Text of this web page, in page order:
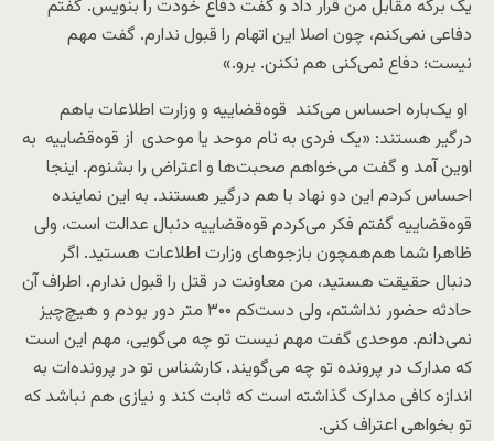
یک برگه مقابل من قرار داد و گفت دفاع خودت را بنویس. گفتم
دفاعی نمی‌کنم، چون اصلا این اتهام را قبول ندارم. گفت مهم
نیست؛ دفاع نمی‌کنی هم نکنن. برو.»
او یک‌باره احساس می‌کند قوه‌قضاییه و وزارت اطلاعات باهم
درگیر هستند: «یک فردی به نام موحد یا موحدی از قوه‌قضاییه به
اوین آمد و گفت می‌خواهم صحبت‌ها و اعتراض را بشنوم. اینجا
احساس کردم این دو نهاد با هم درگیر هستند. به این نماینده
قوه‌قضاییه گفتم فکر می‌کردم قوه‌قضاییه دنبال عدالت است، ولی
ظاهرا شما هم‌همچون بازجوهای وزارت اطلاعات هستید. اگر
دنبال حقیقت هستید، من معاونت در قتل را قبول ندارم. اطراف آن
حادثه حضور نداشتم، ولی دست‌کم ۳۰۰ متر دور بودم و هیچ‌چیز
نمی‌دانم. موحدی گفت مهم نیست تو چه می‌گویی، مهم این است
که مدارک در پرونده تو چه می‌گویند. کارشناس تو در پرونده‌ات به
اندازه کافی مدارک گذاشته است که ثابت کند و نیازی هم نباشد که
تو بخواهی اعتراف کنی.